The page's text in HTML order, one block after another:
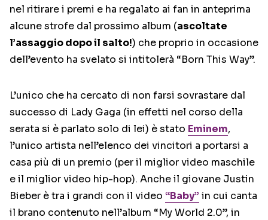
nel ritirare i premi e ha regalato ai fan in anteprima
alcune strofe dal prossimo album (ascoltate
l’assaggio dopo il salto!) che proprio in occasione
dell’evento ha svelato si intitolerà “Born This Way”.
L’unico che ha cercato di non farsi sovrastare dal
successo di Lady Gaga (in effetti nel corso della
serata si è parlato solo di lei) è stato Eminem,
l’unico artista nell’elenco dei vincitori a portarsi a
casa più di un premio (per il miglior video maschile
e il miglior video hip-hop). Anche il giovane Justin
Bieber è tra i grandi con il video “Baby” in cui canta
il brano contenuto nell’album “My World 2.0”, in